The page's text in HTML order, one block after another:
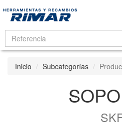
Inicio Subcategorías